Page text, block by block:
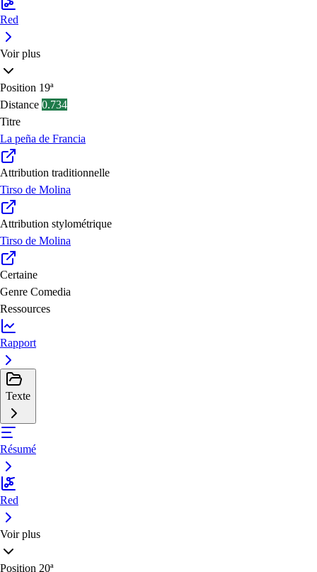
Red
Voir plus
Position 19ª
Distance 0.734
Titre
La peña de Francia
Attribution traditionnelle
Tirso de Molina
Attribution stylométrique
Tirso de Molina
Certaine
Genre Comedia
Ressources
Rapport
Texte
Résumé
Red
Voir plus
Position 20ª